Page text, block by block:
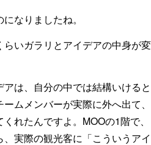
なりましたね。
いガラリとアイデアの中身が変
は、自分の中では結構いけると
ムメンバーが実際に外へ出て、
れたんですよ。MOOの1階で、
実際の観光客に「こういうアイ